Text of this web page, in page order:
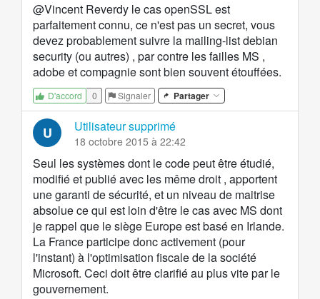
@Vincent Reverdy le cas openSSL est
parfaitement connu, ce n'est pas un secret, vous
devez probablement suivre la mailing-list debian
security (ou autres) , par contre les failles MS ,
adobe et compagnie sont bien souvent étouffées.
D'accord 0 Signaler Partager
U Utilisateur supprimé
18 octobre 2015 à 22:42
Seul les systèmes dont le code peut être étudié,
modifié et publié avec les même droit , apportent
une garanti de sécurité, et un niveau de maitrise
absolue ce qui est loin d'être le cas avec MS dont
je rappel que le siège Europe est basé en Irlande.
La France participe donc activement (pour
l'instant) à l'optimisation fiscale de la société
Microsoft. Ceci doit être clarifié au plus vite par le
gouvernement.